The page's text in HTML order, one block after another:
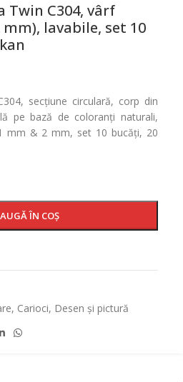
Twin C304, vârf
lavabile, set 10
secțiune circulară, corp din
pe bază de coloranți naturali,
mm & 2 mm, set 10 bucăți, 20
ÎN COȘ
, Carioci, Desen și pictură